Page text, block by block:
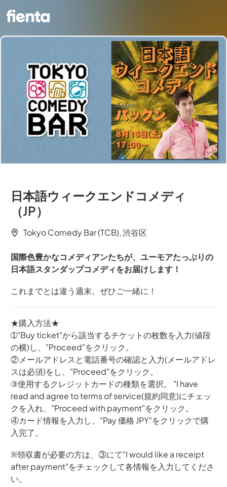
日本語ウィークエンドコメディ
（JP）
Tokyo Comedy Bar (TCB), 渋谷区
国際色豊かなコメディアンたちが、ユーモアたっぷりの
日本語スタンダップコメディをお届けします！
これまでとは違う週末、ぜひご一緒に！
★購入方法★
➀"Buy ticket"から該当するチケットの枚数を入力(値段
の横)し、"Proceed"をクリック。
②メールアドレスと電話番号の確認と入力(メールアドレ
スは必須)をし、"Proceed"をクリック。
③使用するクレジットカードの種類を選択。 "I have
read and agree to terms of service(規約同意)にチェッ
クを入れ、"Proceed with payment"をクリック。
④カード情報を入力し、"Pay 価格 JPY"をクリックで購
入完了。
※領収書が必要の方は、③にて"I would like a receipt
after payment"をチェックして各情報を入力してくださ
い。